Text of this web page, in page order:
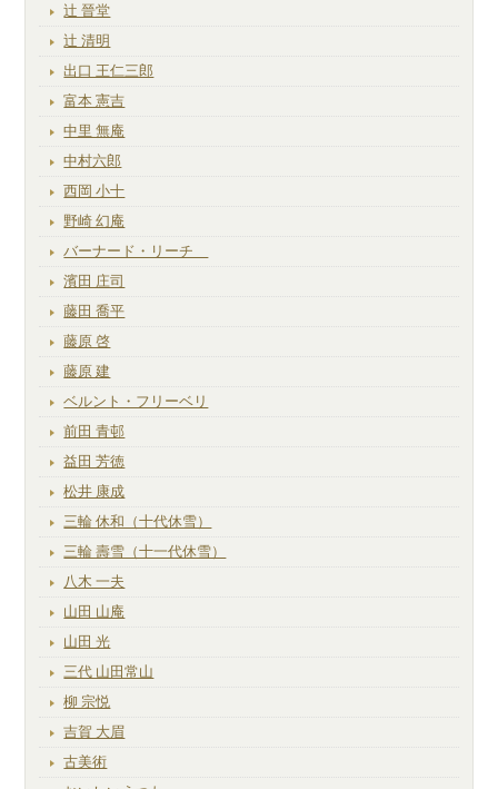
辻 晉堂
辻 清明
出口 王仁三郎
富本 憲吉
中里 無庵
中村六郎
西岡 小十
野崎 幻庵
バーナード・リーチ
濱田 庄司
藤田 喬平
藤原 啓
藤原 建
ベルント・フリーベリ
前田 青邨
益田 芳徳
松井 康成
三輪 休和（十代休雪）
三輪 壽雪（十一代休雪）
八木 一夫
山田 山庵
山田 光
三代 山田常山
柳 宗悦
吉賀 大眉
古美術